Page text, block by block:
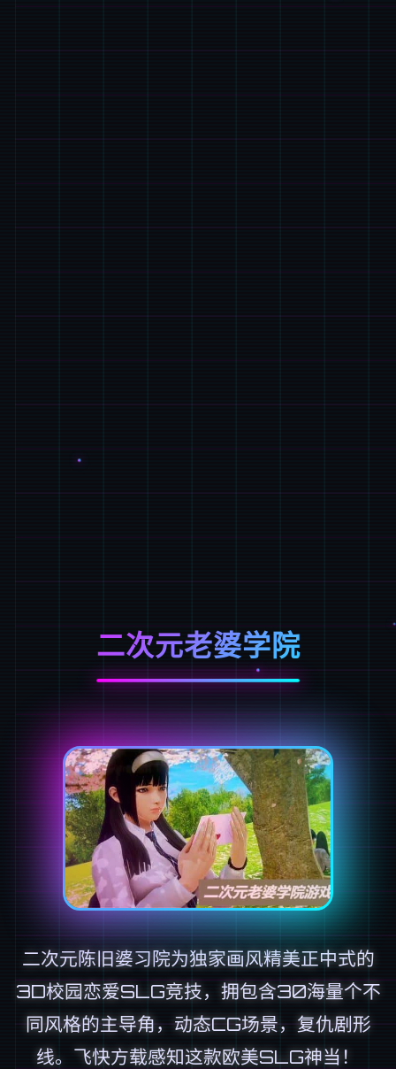
二次元老婆学院
二次元陈旧婆习院为独家画风精美正中式的
3D校园恋爱SLG竞技，拥包含30海量个不
同风格的主导角，动态CG场景，复仇剧形
线。飞快方载感知这款欧美SLG神当！